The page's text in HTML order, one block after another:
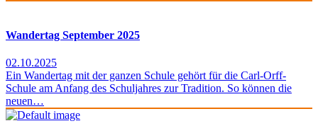
Wandertag September 2025
02.10.2025
Ein Wandertag mit der ganzen Schule gehört für die Carl-Orff-
Schule am Anfang des Schuljahres zur Tradition. So können die
neuen…